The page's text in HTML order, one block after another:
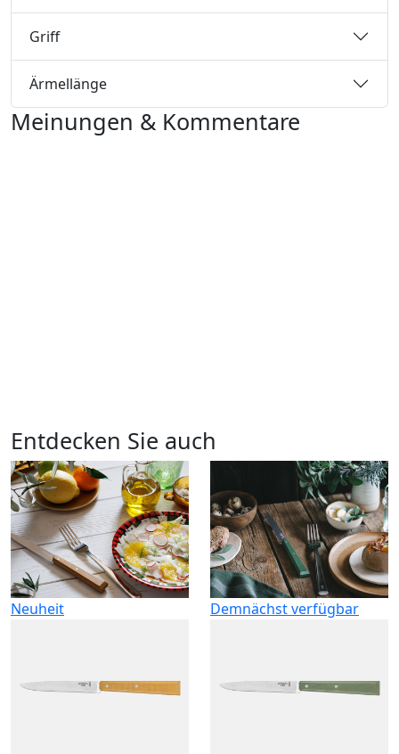
Griff
Ärmellänge
Meinungen & Kommentare
Entdecken Sie auch
Neuheit Demnächst verfügbar